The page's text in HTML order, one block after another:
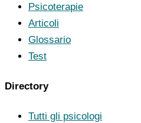
Psicoterapie
Articoli
Glossario
Test
Directory
Tutti gli psicologi